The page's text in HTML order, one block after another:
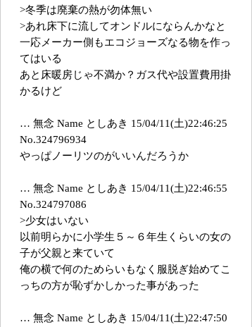
>冬季は廃棄の熱が勿体無い
>あれ床下に流してオンドルにならんかなと
一応メーカー側もエコジョーズなる物を作っ
てはいる
あと床暖房じゃ不満か？ガス代や設置費用掛
かるけど
… 無念 Name としあき 15/04/11(土)22:46:25
No.324796934
やっぱノーリツのがいいんだろうか
… 無念 Name としあき 15/04/11(土)22:46:55
No.324797086
>少女はいない
以前明らかに小学生５～６年生くらいの女の
子が父親と来ていて
俺の横で何のためらいもなく服脱ぎ始めてこ
っちの方が恥ずかしかった事があった
… 無念 Name としあき 15/04/11(土)22:47:50